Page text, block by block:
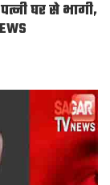
घर से भागी,